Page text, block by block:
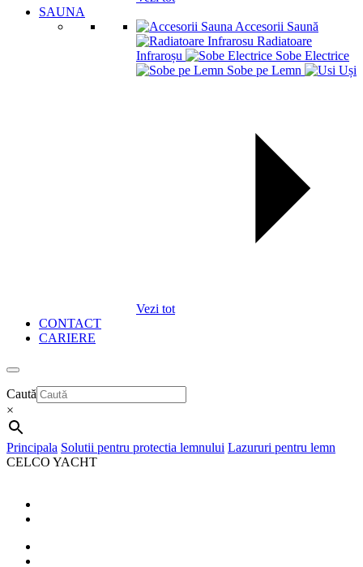
SAUNA
Accesorii Saună
Radiatoare
Infraroșu
Sobe Electrice
Sobe pe Lemn
Uși
Vezi tot
CONTACT
CARIERE
Caută
×
Principala Solutii pentru protectia lemnului Lazururi pentru lemn
CELCO YACHT